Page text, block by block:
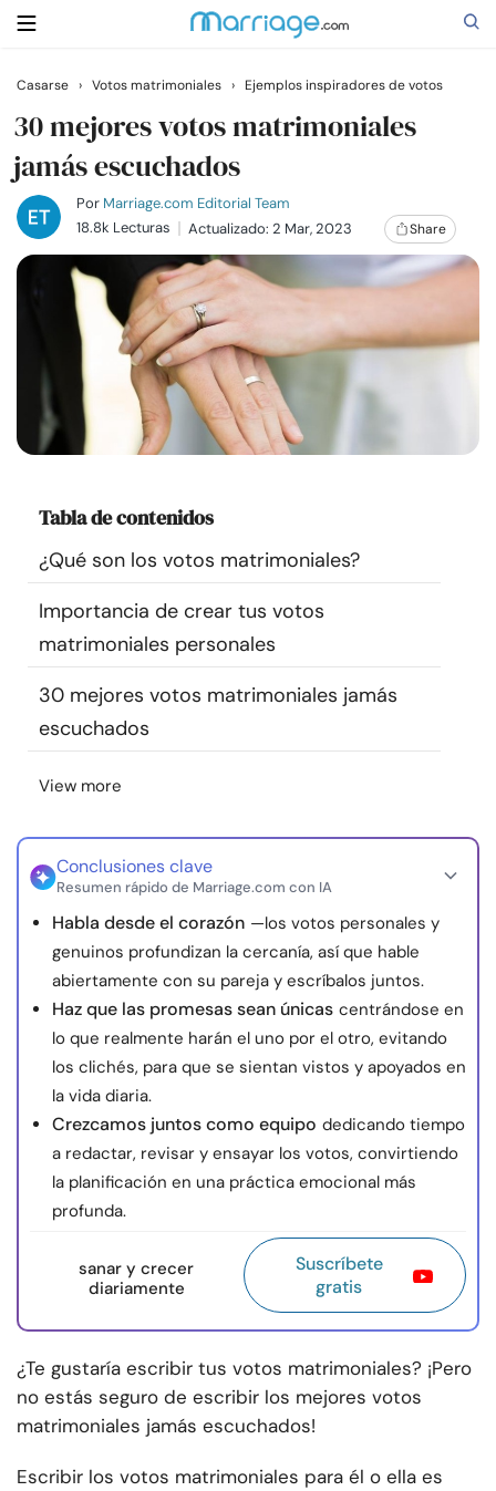
Buscar
Casarse
Relaciones
Familia
Cursos
Recursos
Comunidad
Encuentra un terapeuta
Idioma
Sobre nosotros
© Copyright 2026. Todos los derechos reservados.
Casarse › Votos matrimoniales › Ejemplos inspiradores de votos
30 mejores votos matrimoniales
jamás escuchados
Por Marriage.com Editorial Team
18.8k Lecturas
Actualizado: 2 Mar, 2023 Share
Tabla de contenidos
¿Qué son los votos matrimoniales?
Importancia de crear tus votos
matrimoniales personales
30 mejores votos matrimoniales jamás
escuchados
View more
Conclusiones clave
Resumen rápido de Marriage.com con IA
Habla desde el corazón —los votos personales y
genuinos profundizan la cercanía, así que hable
abiertamente con su pareja y escríbalos juntos.
Haz que las promesas sean únicas centrándose en
lo que realmente harán el uno por el otro, evitando
los clichés, para que se sientan vistos y apoyados en
la vida diaria.
Crezcamos juntos como equipo dedicando tiempo
a redactar, revisar y ensayar los votos, convirtiendo
la planificación en una práctica emocional más
profunda.
sanar y crecer
diariamente
Suscríbete
gratis
¿Te gustaría escribir tus votos matrimoniales? ¡Pero
no estás seguro de escribir los mejores votos
matrimoniales jamás escuchados!
Escribir los votos matrimoniales para él o ella es